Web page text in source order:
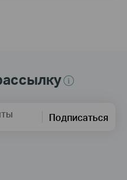
Подписаться